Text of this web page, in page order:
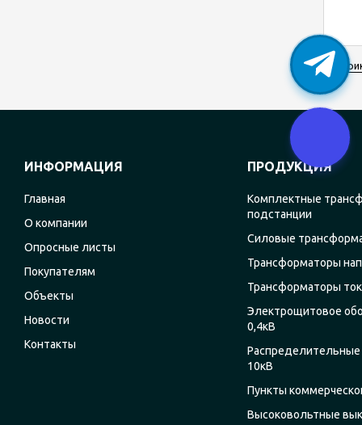
ИНФОРМАЦИЯ
Главная
О компании
Опросные листы
Покупателям
Объекты
Новости
Контакты
ПРОДУКЦИЯ
Комплектные
подстанции
Силовые
Трансформаторы
Трансформаторы
Электрощитовое
0,4кВ
Распределительные
10кВ
Пункты
Высоковольтные